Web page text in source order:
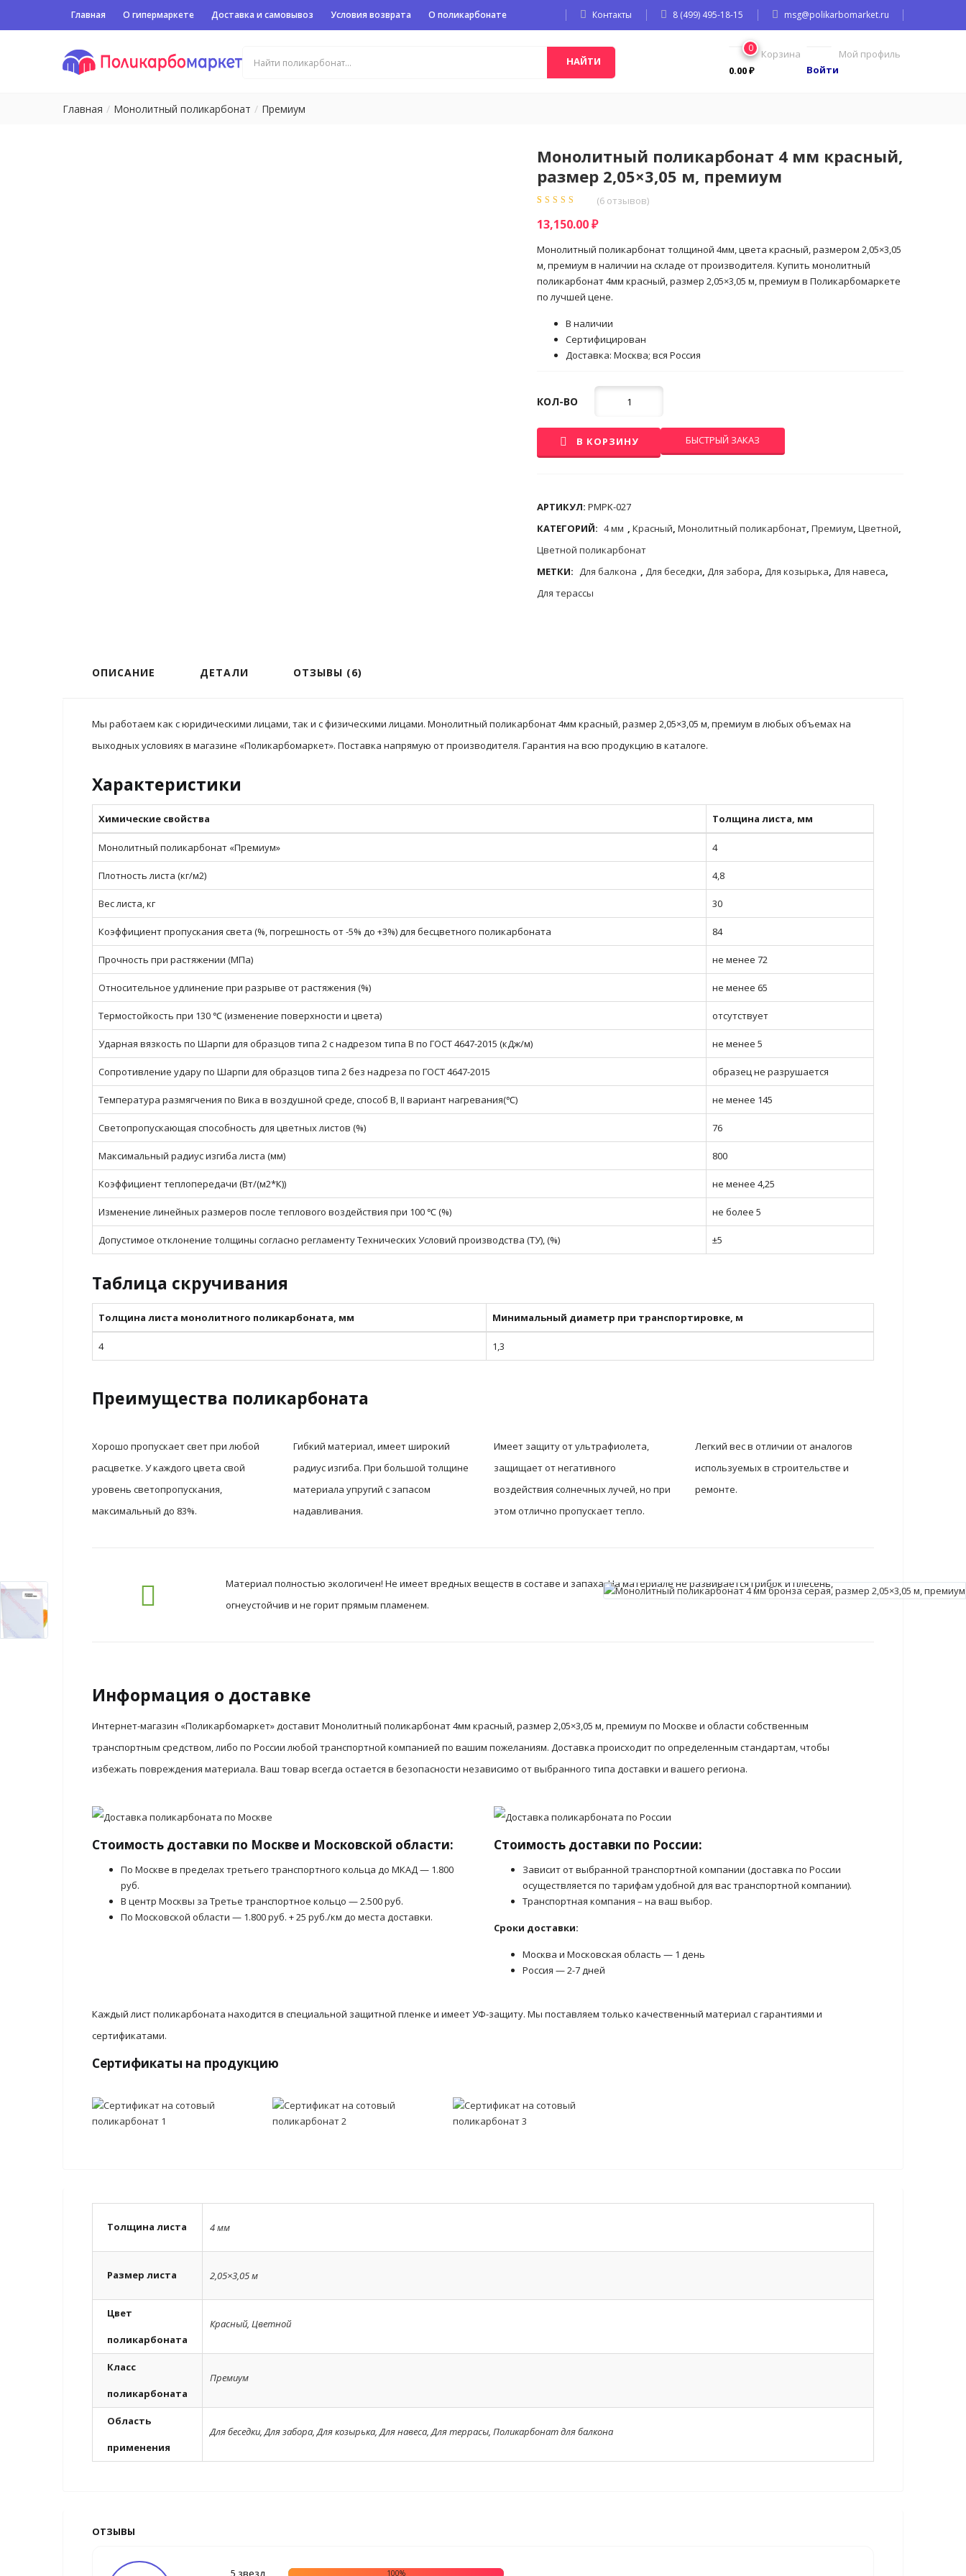
Главная О гипермаркете Доставка и самовывоз Условия возврата О поликарбонате Контакты 8 (499) 495-18-15 msg@polikarbomarket.ru
НАЙТИ
Мой профиль
Войти
0
Корзина
0.00₽
Главная Монолитный поликарбонат Премиум
Монолитный поликарбонат 4 мм красный,
размер 2,05×3,05 м, премиум
5 на основе
опроса
(6 отзывов)
13,150.00₽
Монолитный поликарбонат толщиной 4мм, цвета красный, размером 2,05×3,05
м, премиум в наличии на складе от производителя. Купить монолитный
поликарбонат 4мм красный, размер 2,05×3,05 м, премиум в Поликарбомаркете
по лучшей цене.
В наличии
Сертифицирован
Доставка: Москва; вся Россия
КОЛ-ВО
В КОРЗИНУ БЫСТРЫЙ ЗАКАЗ
АРТИКУЛ: PMPK-027
КАТЕГОРИЙ: 4 мм , Красный, Монолитный поликарбонат, Премиум, Цветной,
Цветной поликарбонат
МЕТКИ: Для балкона , Для беседки, Для забора, Для козырька, Для навеса,
Для терассы
ОПИСАНИЕ ДЕТАЛИ ОТЗЫВЫ (6)
Мы работаем как с юридическими лицами, так и с физическими лицами. Монолитный поликарбонат 4мм красный, размер 2,05×3,05 м, премиум в любых объемах на
выходных условиях в магазине «Поликарбомаркет». Поставка напрямую от производителя. Гарантия на всю продукцию в каталоге.
Характеристики
Химические свойства Толщина листа, мм
Монолитный поликарбонат «Премиум» 4
Плотность листа (кг/м2) 4,8
Вес листа, кг 30
Коэффициент пропускания света (%, погрешность от -5% до +3%) для бесцветного поликарбоната 84
Прочность при растяжении (МПа) не менее 72
Относительное удлинение при разрыве от растяжения (%) не менее 65
Термостойкость при 130 ℃ (изменение поверхности и цвета) отсутствует
Ударная вязкость по Шарпи для образцов типа 2 с надрезом типа В по ГОСТ 4647-2015 (кДж/м) не менее 5
Сопротивление удару по Шарпи для образцов типа 2 без надреза по ГОСТ 4647-2015 образец не разрушается
Температура размягчения по Вика в воздушной среде, способ В, II вариант нагревания(℃) не менее 145
Светопропускающая способность для цветных листов (%) 76
Максимальный радиус изгиба листа (мм) 800
Коэффициент теплопередачи (Вт/(м2*К)) не менее 4,25
Изменение линейных размеров после теплового воздействия при 100 ℃ (%) не более 5
Допустимое отклонение толщины согласно регламенту Технических Условий производства (ТУ), (%) ±5
Таблица скручивания
Толщина листа монолитного поликарбоната, мм Минимальный диаметр при транспортировке, м
4 1,3
Преимущества поликарбоната
Хорошо пропускает свет при любой
расцветке. У каждого цвета свой
уровень светопропускания,
максимальный до 83%.
Гибкий материал, имеет широкий
радиус изгиба. При большой толщине
материала упругий с запасом
надавливания.
Имеет защиту от ультрафиолета,
защищает от негативного
воздействия солнечных лучей, но при
этом отлично пропускает тепло.
Легкий вес в отличии от аналогов
используемых в строительстве и
ремонте.
Материал полностью экологичен! Не имеет вредных веществ в составе и запаха. На материале не развивается грибок и плесень,
огнеустойчив и не горит прямым пламенем.
Информация о доставке
Интернет-магазин «Поликарбомаркет» доставит Монолитный поликарбонат 4мм красный, размер 2,05×3,05 м, премиум по Москве и области собственным
транспортным средством, либо по России любой транспортной компанией по вашим пожеланиям. Доставка происходит по определенным стандартам, чтобы
избежать повреждения материала. Ваш товар всегда остается в безопасности независимо от выбранного типа доставки и вашего региона.
Стоимость доставки по Москве и Московской области:
По Москве в пределах третьего транспортного кольца до МКАД — 1.800
руб.
В центр Москвы за Третье транспортное кольцо — 2.500 руб.
По Московской области — 1.800 руб. + 25 руб./км до места доставки.
Стоимость доставки по России:
Зависит от выбранной транспортной компании (доставка по России
осуществляется по тарифам удобной для вас транспортной компании).
Транспортная компания – на ваш выбор.
Сроки доставки:
Москва и Московская область — 1 день
Россия — 2-7 дней
Каждый лист поликарбоната находится в специальной защитной пленке и имеет УФ-защиту. Мы поставляем только качественный материал с гарантиями и
сертификатами.
Сертификаты на продукцию
Толщина листа 4 мм
Размер листа 2,05×3,05 м
Цвет
поликарбоната
Красный Цветной
Класс
поликарбоната
Премиум
Область
применения
Для беседки Для забора Для козырька Для навеса Для террасы Поликарбонат для балкона
ОТЗЫВЫ
5 звезд 100%